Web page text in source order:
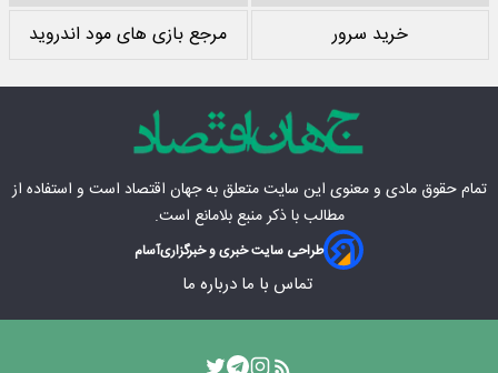
خرید سرور
مرجع بازی های مود اندروید
تمام حقوق مادی‌ و معنوی این سایت متعلق بهجهان اقتصاد است و استفاده از
مطالب با ذکر منبع بلامانع است.
طراحی سایت خبری و خبرگزاریآسام
تماس با ما درباره ما